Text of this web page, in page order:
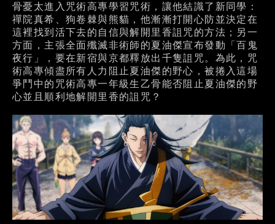
骨憂太進入咒術高專學習咒術，讓他結識了新同學：
禪院真希、狗卷棘與熊貓，他漸漸打開心防並決定在
這裡找到活下去的自信與解開里香詛咒的方法；另一
方面，主張全面殲滅非術師的夏油傑宣布發動「百鬼
夜行」，要在新宿與京都釋放出千隻詛咒。為此，咒
術高專傾盡所有人力阻止夏油傑的野心，被捲入這場
爭鬥中的咒術高專一年級生乙骨能否阻止夏油傑的野
心並且順利地解開里香的詛咒？